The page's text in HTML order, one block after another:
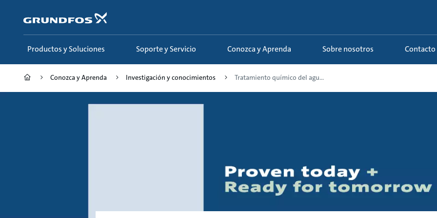
contenido
principal
Productos y Soluciones Soporte y Servicio Conozca y Aprenda Sobre nosotros Contacto
Conozca y Aprenda Investigación y conocimientos Tratamiento químico del agu...